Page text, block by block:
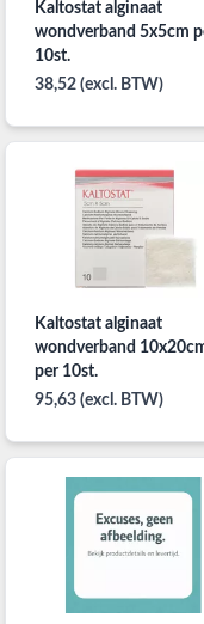
Kaltostat alginaat
wondverband 5x5cm
10st.
38,52 (excl. BTW)
Kaltostat alginaat
wondverband
per 10st.
95,63 (excl. BTW)